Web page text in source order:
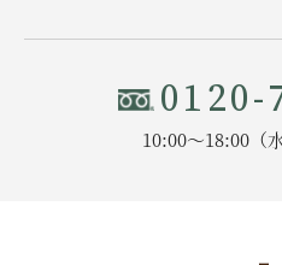
0120-
10:00〜18:00（